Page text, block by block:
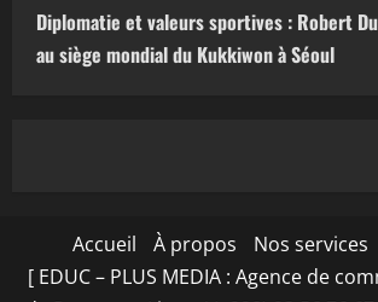
Diplomatie et valeurs sportives : Robert
au siège mondial du Kukkiwon à Séoul
Accueil À propos Nos services
[ EDUC – PLUS MEDIA : Agence de